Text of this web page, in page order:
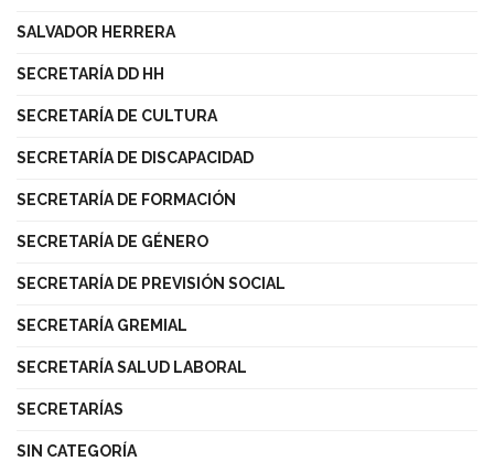
SALVADOR HERRERA
SECRETARÍA DD HH
SECRETARÍA DE CULTURA
SECRETARÍA DE DISCAPACIDAD
SECRETARÍA DE FORMACIÓN
SECRETARÍA DE GÉNERO
SECRETARÍA DE PREVISIÓN SOCIAL
SECRETARÍA GREMIAL
SECRETARÍA SALUD LABORAL
SECRETARÍAS
SIN CATEGORÍA